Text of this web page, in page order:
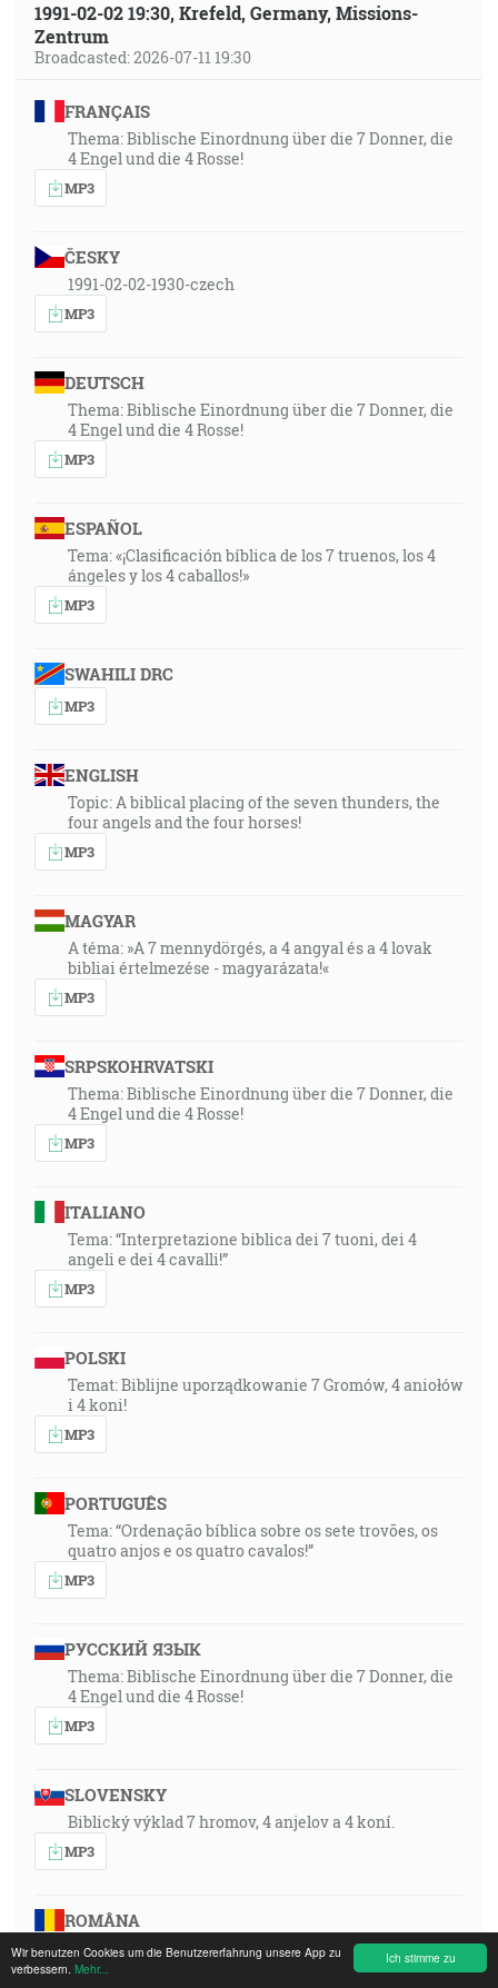
Ich stimme zu
Wir benutzen Cookies um die Benutzererfahrung unsere App zu
verbessern. Mehr...
1991-02-02 19:30, Krefeld, Germany, Missions-
Zentrum
Broadcasted: 2026-07-11 19:30
FRANÇAIS
Thema: Biblische Einordnung über die 7 Donner, die
4 Engel und die 4 Rosse!
MP3
ČESKY
1991-02-02-1930-czech
MP3
DEUTSCH
Thema: Biblische Einordnung über die 7 Donner, die
4 Engel und die 4 Rosse!
MP3
ESPAÑOL
Tema: «¡Clasificación bíblica de los 7 truenos, los 4
ángeles y los 4 caballos!»
MP3
SWAHILI DRC
MP3
ENGLISH
Topic: A biblical placing of the seven thunders, the
four angels and the four horses!
MP3
MAGYAR
A téma: »A 7 mennydörgés, a 4 angyal és a 4 lovak
bibliai értelmezése - magyarázata!«
MP3
SRPSKOHRVATSKI
Thema: Biblische Einordnung über die 7 Donner, die
4 Engel und die 4 Rosse!
MP3
ITALIANO
Tema: “Interpretazione biblica dei 7 tuoni, dei 4
angeli e dei 4 cavalli!”
MP3
POLSKI
Temat: Biblijne uporządkowanie 7 Gromów, 4 aniołów
i 4 koni!
MP3
PORTUGUÊS
Tema: “Ordenação bíblica sobre os sete trovões, os
quatro anjos e os quatro cavalos!”
MP3
РУССКИЙ ЯЗЫК
Thema: Biblische Einordnung über die 7 Donner, die
4 Engel und die 4 Rosse!
MP3
SLOVENSKY
Biblický výklad 7 hromov, 4 anjelov a 4 koní.
MP3
ROMÂNA
Încadrarea biblică a celor șapte tunete, a celor patru
îngeri și a celor patru cai!